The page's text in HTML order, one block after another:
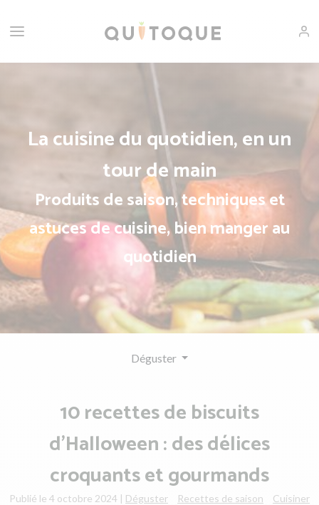
La cuisine du quotidien, en un
tour de main
Produits de saison, techniques et
astuces de cuisine, bien manger au
quotidien
Déguster
10 recettes de biscuits
d’Halloween : des délices
croquants et gourmands
Publié le 4 octobre 2024 | Déguster Recettes de saison
Cuisiner